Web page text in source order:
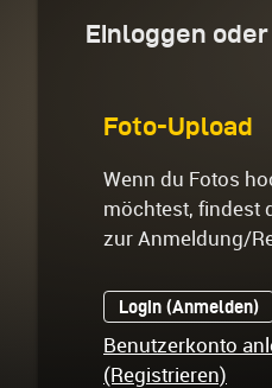
Einloggen
Foto-Upload
Wenn du Fotos
möchtest, findest
zur Anmeldung/
Login (Anmelden)
Benutzerkonto
(Registrieren)